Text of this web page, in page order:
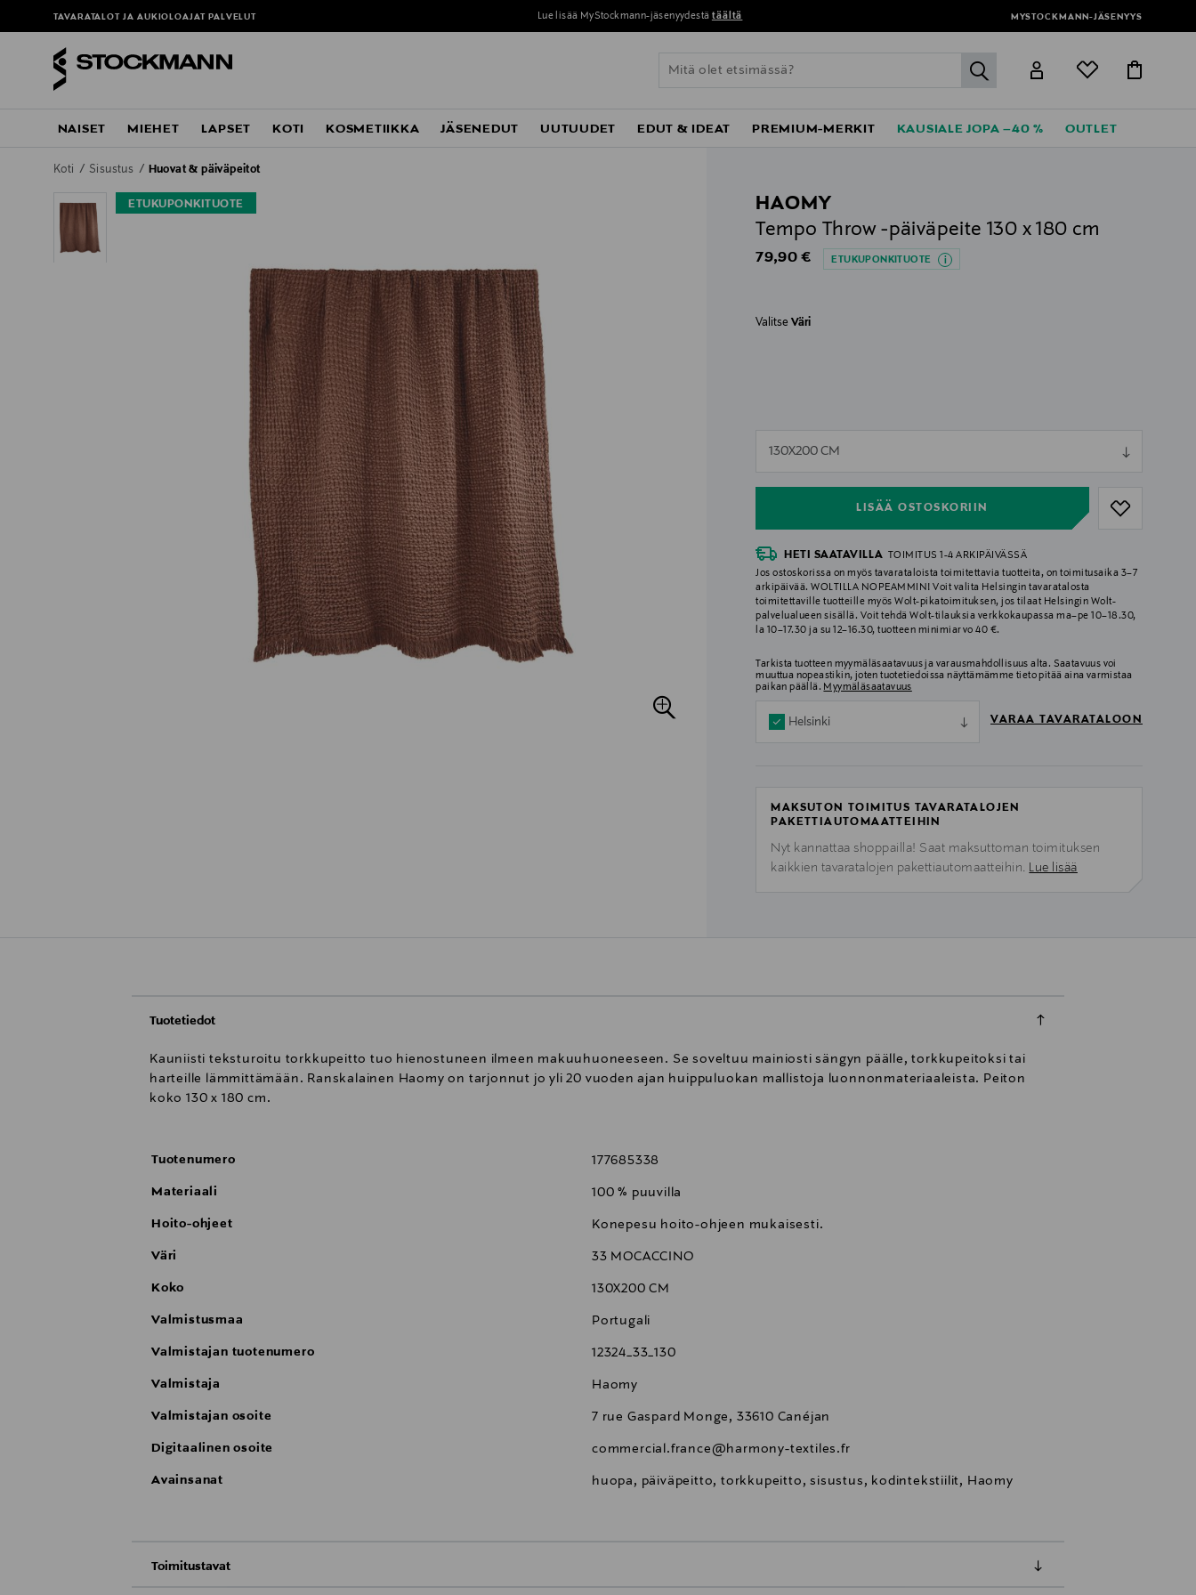
TAVARATALOT JA AUKIOLOAJAT PALVELUT Lue lisää MyStockmann-jäsenyydestä täältä MYSTOCKMANN-JÄSENYYS
label.header.go
NAISET MIEHET LAPSET KOTI KOSMETIIKKA JÄSENEDUT UUTUUDET EDUT & IDEAT PREMIUM-MERKIT KAUSIALE JOPA –40 % OUTLET
Koti Sisustus Huovat & päiväpeitot
ETUKUPONKITUOTE
HAOMY
Tempo Throw -päiväpeite 130 x 180 cm
Original Price
79,90 € ETUKUPONKITUOTE
ValitseVäri
130X200 CM
LISÄÄ OSTOSKORIIN
null
HETI SAATAVILLA
TOIMITUS 1-4 ARKIPÄIVÄSSÄ
Jos ostoskorissa on myös tavarataloista toimitettavia tuotteita, on toimitusaika 3–7
arkipäivää. WOLTILLA NOPEAMMIN! Voit valita Helsingin tavaratalosta
toimitettaville tuotteille myös Wolt-pikatoimituksen, jos tilaat Helsingin Wolt-
palvelualueen sisällä. Voit tehdä Wolt-tilauksia verkkokaupassa ma–pe 10–18.30,
la 10–17.30 ja su 12–16.30, tuotteen minimiarvo 40 €.
Tarkista tuotteen myymäläsaatavuus ja varausmahdollisuus alta. Saatavuus voi
muuttua nopeastikin, joten tuotetiedoissa näyttämämme tieto pitää aina varmistaa
paikan päällä. Myymäläsaatavuus
Helsinki VARAA TAVARATALOON
MAKSUTON TOIMITUS TAVARATALOJEN
PAKETTIAUTOMAATTEIHIN
Nyt kannattaa shoppailla! Saat maksuttoman toimituksen
kaikkien tavaratalojen pakettiautomaatteihin. Lue lisää
Tuotetiedot
Kauniisti teksturoitu torkkupeitto tuo hienostuneen ilmeen makuuhuoneeseen. Se soveltuu mainiosti sängyn päälle, torkkupeitoksi tai
harteille lämmittämään. Ranskalainen Haomy on tarjonnut jo yli 20 vuoden ajan huippuluokan mallistoja luonnonmateriaaleista. Peiton
koko 130 x 180 cm.
Tuotenumero 177685338
Materiaali 100 % puuvilla
Hoito-ohjeet Konepesu hoito-ohjeen mukaisesti.
Väri 33 MOCACCINO
Koko 130X200 CM
Valmistusmaa Portugali
Valmistajan tuotenumero 12324_33_130
Valmistaja Haomy
Valmistajan osoite 7 rue Gaspard Monge, 33610 Canéjan
Digitaalinen osoite commercial.france@harmony-textiles.fr
Avainsanat huopa, päiväpeitto, torkkupeitto, sisustus, kodintekstiilit, Haomy
Toimitustavat